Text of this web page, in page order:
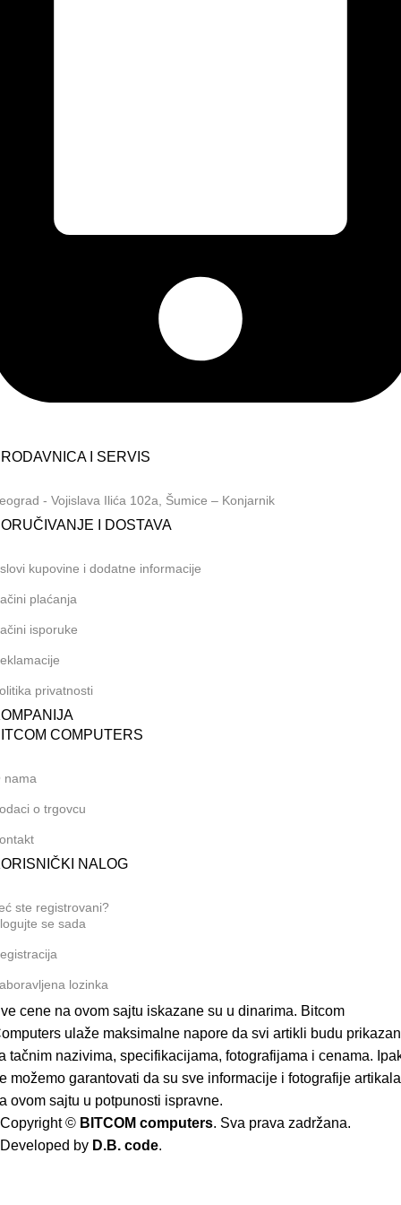
I SERVIS
- Vojislava Ilića 102a, Šumice – Konjarnik
I DOSTAVA
kupovine i dodatne informacije
plaćanja
isporuke
privatnosti
COMPUTERS
nama
o trgovcu
NALOG
ste registrovani?
se sada
lozinka
cene na ovom sajtu iskazane su u dinarima. Bitcom
ulaže maksimalne napore da svi artikli budu
tačnim nazivima, specifikacijama, fotografijama i cenama.
možemo garantovati da su sve informacije i fotografije artikala
ovom sajtu u potpunosti ispravne.
Copyright © BITCOM computers. Sva prava zadržana.
Developed by D.B. code.